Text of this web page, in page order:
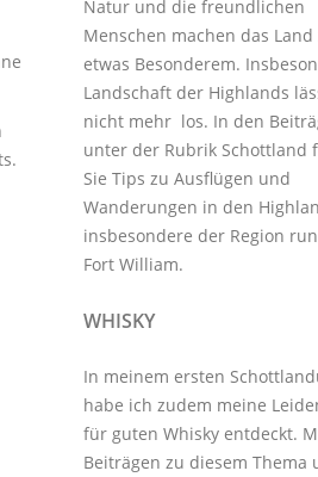
Natur und die freundlichen
Menschen machen das Land
etwas Besonderem.
Landschaft der Highlands
nicht mehr los. In den
unter der Rubrik Schottland
Sie Tips zu Ausflügen und
Wanderungen in den
insbesondere der Region
Fort William.
WHISKY
In meinem ersten
habe ich zudem meine
für guten Whisky entdeckt.
Beiträgen zu diesem Thema